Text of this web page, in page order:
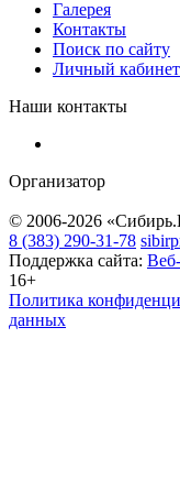
Галерея
Контакты
Поиск по сайту
Личный кабинет
Наши контакты
Организатор
© 2006-2026
8 (383) 290-31-78
Поддержка сайта:
16+
Политика
данных